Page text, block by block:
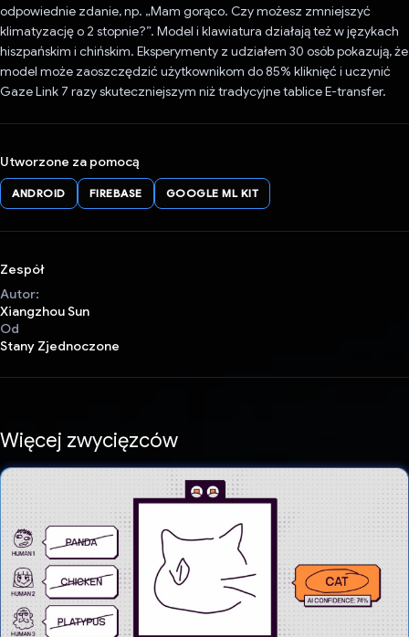
odpowiednie zdanie, np. „Mam gorąco. Czy możesz zmniejszyć
klimatyzację o 2 stopnie?”. Model i klawiatura działają też w językach
hiszpańskim i chińskim. Eksperymenty z udziałem 30 osób pokazują, że
model może zaoszczędzić użytkownikom do 85% kliknięć i uczynić
Gaze Link 7 razy skuteczniejszym niż tradycyjne tablice E-transfer.
Utworzone za pomocą
ANDROID FIREBASE GOOGLE ML KIT
Zespół
Autor:
Xiangzhou Sun
Od
Stany Zjednoczone
Więcej zwycięzców